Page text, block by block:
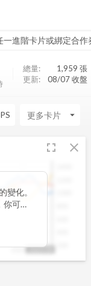
一進階卡片或綁定合作
總量: 1,959 張
更新:
08/07 收盤
arrow_drop_down
fullscreen close
2025/032025/09
變化。
可以
增速開
反之，
一致，